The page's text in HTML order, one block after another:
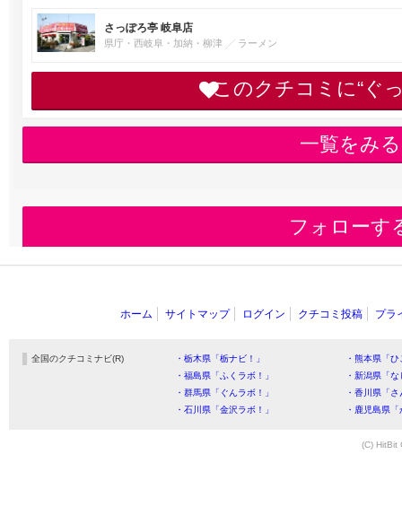
さっぽろ亭 岐阜店
県庁・西岐阜・加納・柳津 ラーメン
このクチコミに“ぐ
一覧をみる
フォローす
ホーム サイトマップ ログイン クチコミ投稿 プラ
全国のクチコミナビ(R) ・栃木県「栃ナビ！」
・熊本県「
・福島県「ふくラボ！」
・新潟県「
・群馬県「ぐんラボ！」
・香川県「
・石川県「金沢ラボ！」
・鹿児島県
(C) HitBit